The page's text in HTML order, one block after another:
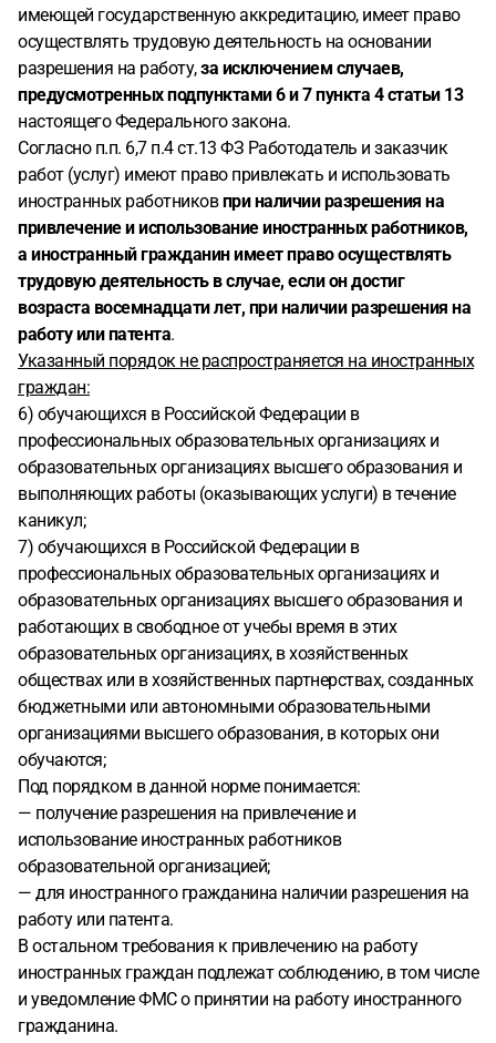
имеющей государственную аккредитацию, имеет право
осуществлять трудовую деятельность на основании
разрешения на работу,за исключением случаев,
предусмотренных подпунктами 6 и 7 пункта 4 статьи 13
настоящего Федерального закона.
Согласно п.п. 6,7 п.4 ст.13 ФЗ Работодатель и заказчик
работ (услуг) имеют право привлекать и использовать
иностранных работниковпри наличии разрешения на
привлечение и использование иностранных работников,
а иностранный гражданин имеет право осуществлять
трудовую деятельность в случае, если он достиг
возраста восемнадцати лет, при наличии разрешения на
работу или патента.
Указанный порядок не распространяется на иностранных
граждан:
6) обучающихся в Российской Федерации в
профессиональных образовательных организациях и
образовательных организациях высшего образования и
выполняющих работы (оказывающих услуги) в течение
каникул;
7) обучающихся в Российской Федерации в
профессиональных образовательных организациях и
образовательных организациях высшего образования и
работающих в свободное от учебы время в этих
образовательных организациях, в хозяйственных
обществах или в хозяйственных партнерствах, созданных
бюджетными или автономными образовательными
организациями высшего образования, в которых они
обучаются;
Под порядком в данной норме понимается:
— получение разрешения на привлечение и
использование иностранных работников
образовательной организацией;
— для иностранного гражданина наличии разрешения на
работу или патента.
В остальном требования к привлечению на работу
иностранных граждан подлежат соблюдению, в том числе
и уведомление ФМС о принятии на работу иностранного
гражданина.